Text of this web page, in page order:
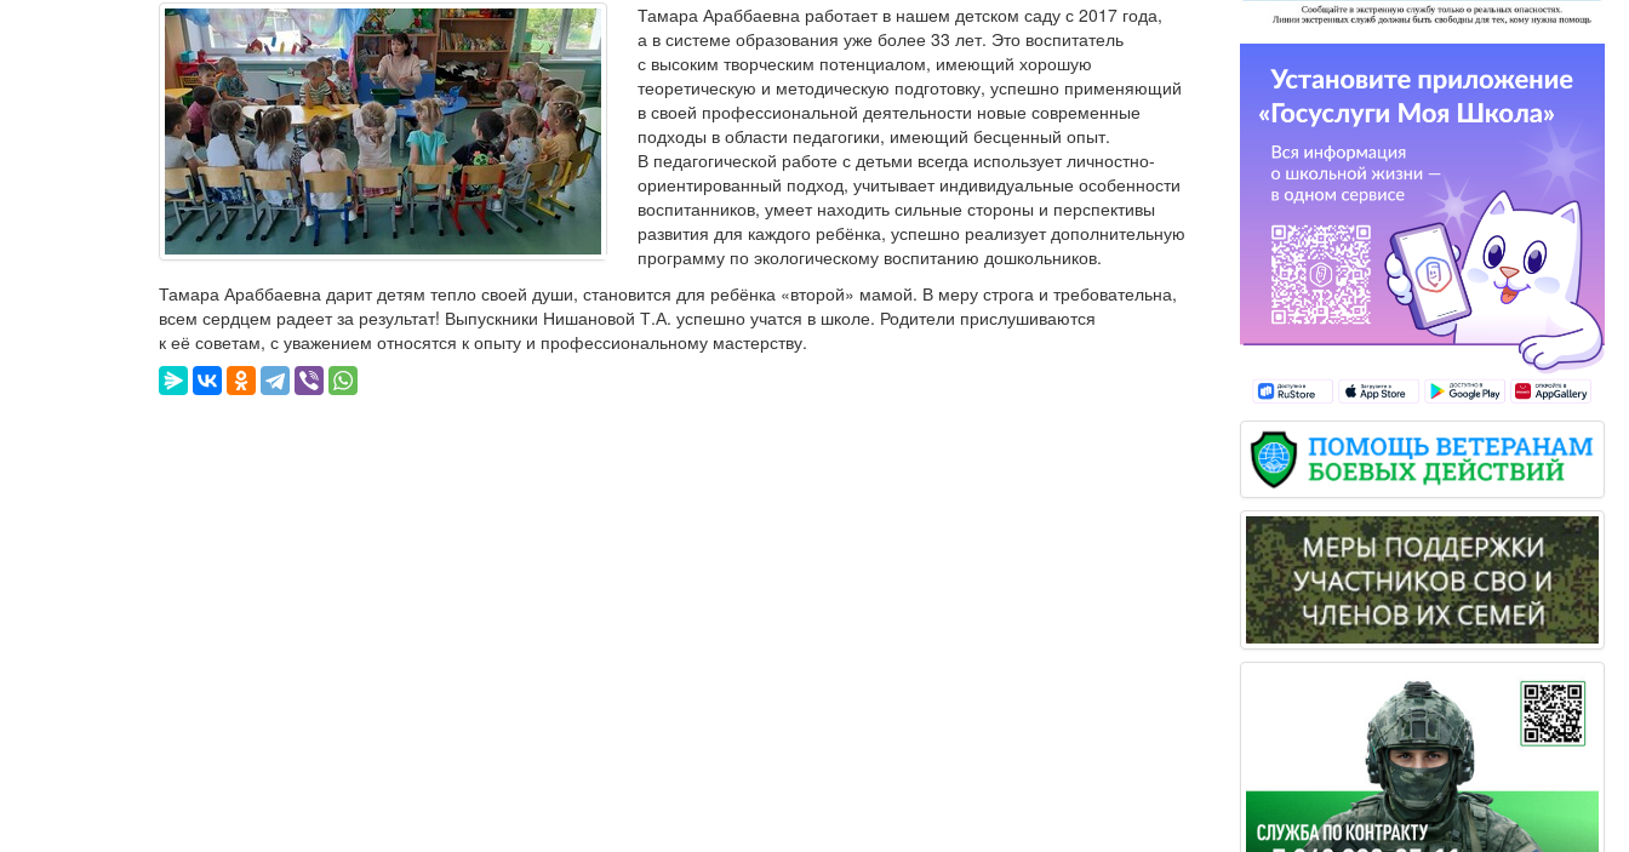
Тамара Араббаевна работает в нашем детском саду с 2017 года,
а в системе образования уже более 33 лет. Это воспитатель
с высоким творческим потенциалом, имеющий хорошую
теоретическую и методическую подготовку, успешно применяющий
в своей профессиональной деятельности новые современные
подходы в области педагогики, имеющий бесценный опыт.
В педагогической работе с детьми всегда использует личностно-
ориентированный подход, учитывает индивидуальные особенности
воспитанников, умеет находить сильные стороны и перспективы
развития для каждого ребёнка, успешно реализует дополнительную
программу по экологическому воспитанию дошкольников.
Тамара Араббаевна дарит детям тепло своей души, становится для ребёнка «второй» мамой. В меру строга и требовательна,
всем сердцем радеет за результат! Выпускники Нишановой Т.А. успешно учатся в школе. Родители прислушиваются
к её советам, с уважением относятся к опыту и профессиональному мастерству.